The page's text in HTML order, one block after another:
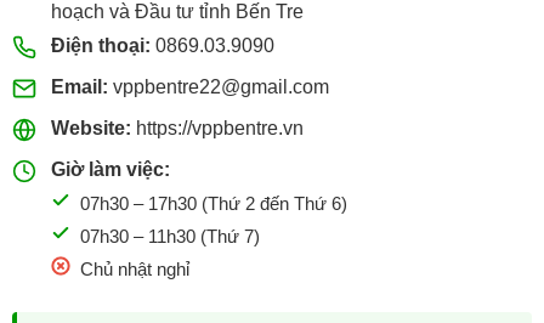
hoạch và Đầu tư tỉnh Bến Tre
Điện thoại: 0869.03.9090
Email: vppbentre22@gmail.com
Website: https://vppbentre.vn
Giờ làm việc:
07h30 – 17h30 (Thứ 2 đến Thứ 6)
07h30 – 11h30 (Thứ 7)
Chủ nhật nghỉ